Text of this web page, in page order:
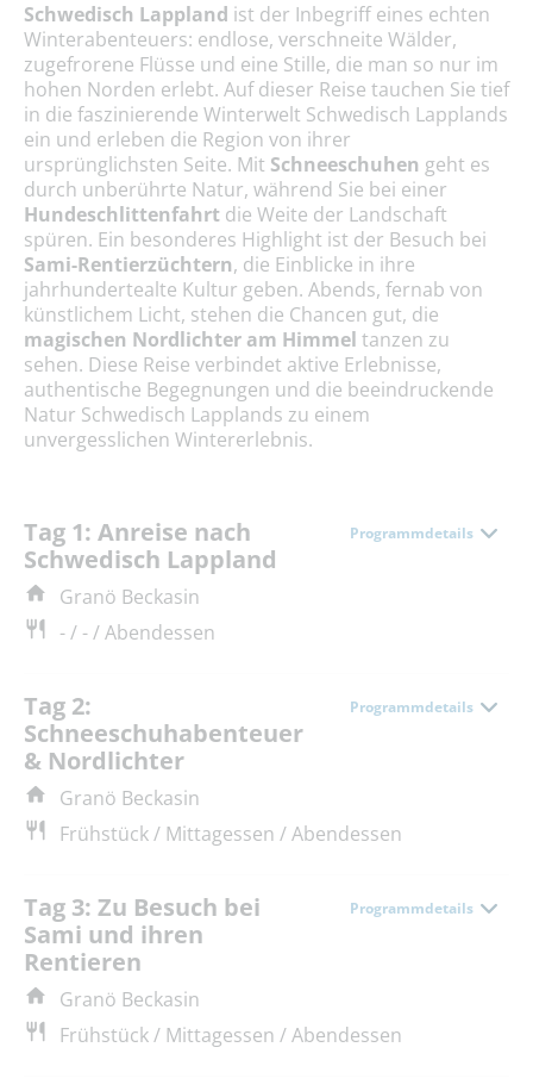
Schwedisch Lappland ist der Inbegriff eines echten
Winterabenteuers: endlose, verschneite Wälder,
zugefrorene Flüsse und eine Stille, die man so nur im
hohen Norden erlebt. Auf dieser Reise tauchen Sie tief
in die faszinierende Winterwelt Schwedisch Lapplands
ein und erleben die Region von ihrer
ursprünglichsten Seite. Mit Schneeschuhen geht es
durch unberührte Natur, während Sie bei einer
Hundeschlittenfahrt die Weite der Landschaft
spüren. Ein besonderes Highlight ist der Besuch bei
Sami-Rentierzüchtern, die Einblicke in ihre
jahrhundertealte Kultur geben. Abends, fernab von
künstlichem Licht, stehen die Chancen gut, die
magischen Nordlichter am Himmel tanzen zu
sehen. Diese Reise verbindet aktive Erlebnisse,
authentische Begegnungen und die beeindruckende
Natur Schwedisch Lapplands zu einem
unvergesslichen Wintererlebnis.
Tag 1: Anreise nach
Schwedisch Lappland
Programmdetails
Granö Beckasin
- / - / Abendessen
Tag 2:
Schneeschuhabenteuer
& Nordlichter
Programmdetails
Granö Beckasin
Frühstück / Mittagessen / Abendessen
Tag 3: Zu Besuch bei
Sami und ihren
Rentieren
Programmdetails
Granö Beckasin
Frühstück / Mittagessen / Abendessen